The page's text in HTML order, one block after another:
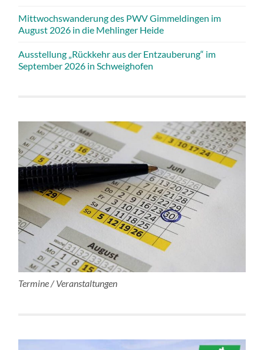
Mittwochswanderung des PWV Gimmeldingen im
August 2026 in die Mehlinger Heide
Ausstellung „Rückkehr aus der Entzauberung“ im
September 2026 in Schweighofen
Termine / Veranstaltungen